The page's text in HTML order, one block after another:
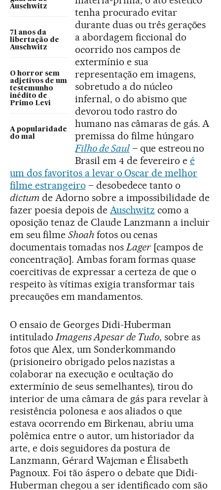
Auschwitz
71 anos da
libertação de
Auschwitz
O horror sem
adjetivos de um
testemunho
inédito de
Primo Levi
A popularidade
do mal
tenha procurado evitar
durante duas ou três gerações
a abordagem ficcional do
ocorrido nos campos de
extermínio e sua
representação em imagens,
sobretudo a do núcleo
infernal, o do abismo que
devorou todo rastro do
humano nas câmaras de gás. A
premissa do filme húngaro
Filho de Saul– que estreou no
Brasil em 4 de fevereiro e é
um dos favoritos a levar o Oscar de melhor
filme estrangeiro – desobedece tanto o
dictumde Adorno sobre a impossibilidade de
fazer poesia depois de Auschwitz como a
oposição tenaz de Claude Lanzmann a incluir
em seu filme Shoahfotos ou cenas
documentais tomadas nos Lager [campos de
concentração]. Ambas foram formas quase
coercitivas de expressar a certeza de que o
respeito às vítimas exigia transformar tais
precauções em mandamentos.
O ensaio de Georges Didi-Huberman
intitulado Imagens Apesar de Tudo, sobre as
fotos que Alex, um Sonderkommando
(prisioneiro obrigado pelos nazistas a
colaborar na execução e ocultação do
extermínio de seus semelhantes), tirou do
interior de uma câmara de gás para revelar à
resistência polonesa e aos aliados o que
estava ocorrendo em Birkenau, abriu uma
polêmica entre o autor, um historiador da
arte, e dois seguidores da postura de
Lanzmann, Gérard Wajcman e Élisabeth
Pagnoux. Foi tão áspero o debate que Didi-
Huberman chegou a ser identificado com são